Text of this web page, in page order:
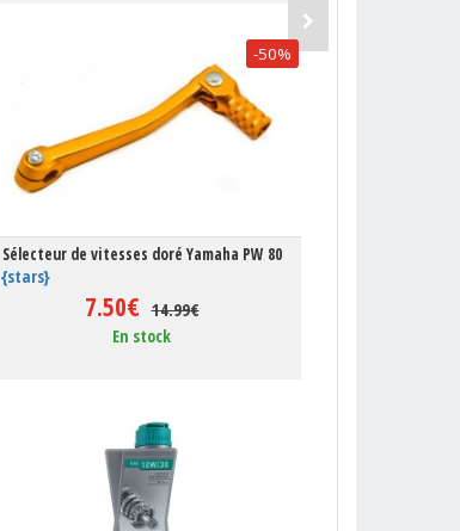
-50%
Sélecteur de vitesses doré Yamaha PW 80
{stars}
7.50€ 14.99€
En stock